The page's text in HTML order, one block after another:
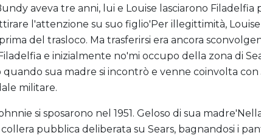
aveva tre anni, lui e Louise lasciarono Filadelfia
l'attenzione su suo figlio'Per illegittimità,
del trasloco. Ma trasferirsi era ancora
e inizialmente no'mi occupo della zona di
quando sua madre si incontrò e venne coinvolta
militare.
si sposarono nel 1951. Geloso di sua
pubblica deliberata su Sears, bagnandosi i